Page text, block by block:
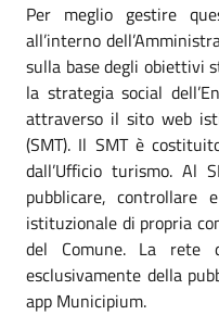
Per meglio gestire
all’interno
sulla base degli obiettivi
la strategia social
attraverso il sito web
(SMT). Il SMT è
dall’Ufficio turismo. Al
pubblicare, controllare
istituzionale di propria
del Comune. La rete
esclusivamente della
app Municipium.